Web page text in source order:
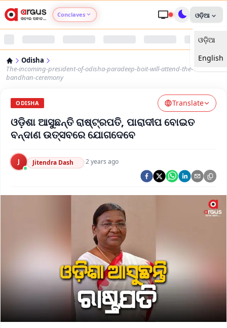
Conclaves
Argus Nari Shakti
Argus Health Connect
Argus Chalo Dekhein Apna Desh
ଓଡ଼ିଆ
ଓଡ଼ିଆ
English
Odisha
The-incoming-president-of-odisha-paradeep-boit-will-attend-the-
bandhan-ceremony
ODISHA Translate
ଓଡ଼ିଶା ଆସୁଛନ୍ତି ରାଷ୍ଟ୍ରପତି, ପାରାଦୀପ ବୋଇତ
ବନ୍ଦାଣ ଉତ୍ସବରେ ଯୋଗଦେବେ
J Jitendra Dash ·2 years ago